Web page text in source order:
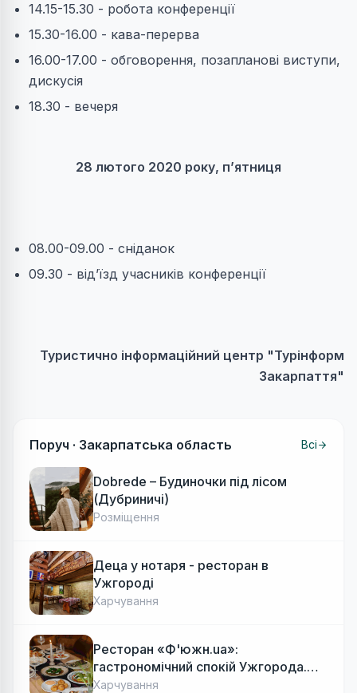
14.15-15.30 - робота конференції
15.30-16.00 - кава-перерва
16.00-17.00 - обговорення, позапланові виступи,
дискусія
18.30 - вечеря
28 лютого 2020 року, п’ятниця
08.00-09.00 - сніданок
09.30 - від’їзд учасників конференції
Туристично інформаційний центр "Турінформ
Закарпаття"
Поруч · Закарпатська область Всі
Dobrede – Будиночки під лісом
(Дубриничі)
Розміщення
Деца у нотаря - ресторан в
Ужгороді
Харчування
Ресторан «Ф'южн.ua»:
гастрономічний спокій Ужгорода.
Авторська локальна кухня, затишок
Харчування